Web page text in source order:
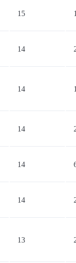
15
14
14
14
14
14
13